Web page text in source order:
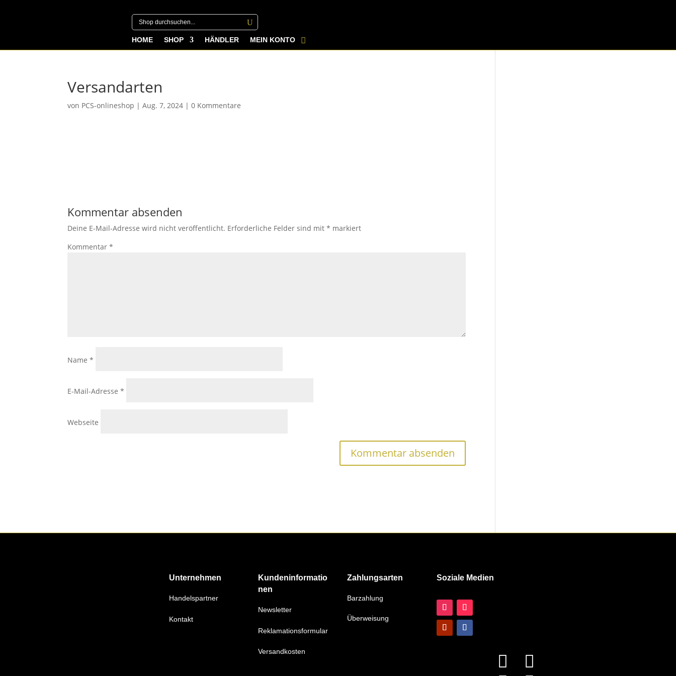
HOME SHOP HÄNDLER MEIN KONTO
Versandarten
von PCS-onlineshop |Aug. 7, 2024 |0 Kommentare
Kommentar absenden
Deine E-Mail-Adresse wird nicht veröffentlicht. Erforderliche Felder sind mit* markiert
Kommentar*
Name*
E-Mail-Adresse*
Webseite
Unternehmen
Handelspartner
Kontakt
Kundeninformatio
nen
Newsletter
Reklamationsformular
Versandkosten
Zahlungsarten
Barzahlung
Überweisung
Soziale Medien

